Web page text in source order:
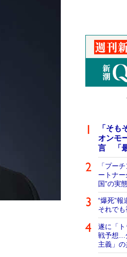
「そ
オンモ
言 「
「プー
ートナ
国”の実
“爆死”
それで
遂に「
戦予想…
主義」